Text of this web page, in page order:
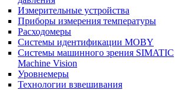
Измерительные устройства
Приборы измерения температуры
Расходомеры
Системы идентификации MOBY
Системы машинного зрения SIMATIC
Machine Vision
Уровнемеры
Технологии взвешивания